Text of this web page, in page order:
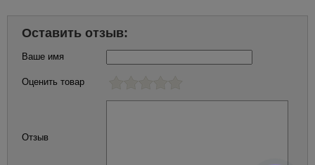
Оставить отзыв:
Ваше имя
Оценить товар
Отзыв